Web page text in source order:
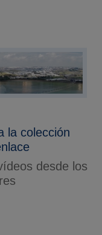
la colección
desde los